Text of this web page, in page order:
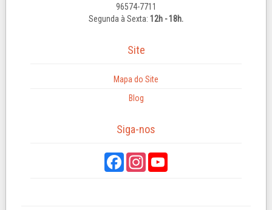
96574-7711
Segunda à Sexta: 12h - 18h.
Site
Mapa do Site
Blog
Siga-nos